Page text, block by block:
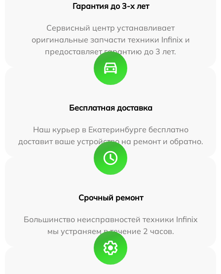
Гарантия до 3-х лет
Сервисный центр устанавливает
оригинальные запчасти техники Infinix и
предоставляет гарантию до 3 лет.
Бесплатная доставка
Наш курьер в Екатеринбурге бесплатно
доставит ваше устройство на ремонт и обратно.
Срочный ремонт
Большинство неисправностей техники Infinix
мы устраняем в течение 2 часов.